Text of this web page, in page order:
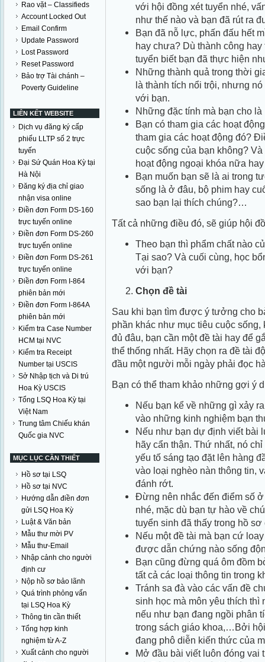
Rao vặt – Classifieds
Account Locked Out
Email Confirm
Update Password
Lost Password
Reset Password
Bảo trợ Tài chánh –
Poverty Guideline
LIÊN KẾT WEBSITE
Dịch vụ đăng ký cấp
phiếu LLTP số 2 trực
tuyến
Đại Sứ Quán Hoa Kỳ tại
Hà Nội
Đăng ký địa chỉ giao
nhận visa online
Điền đơn Form DS-160
trực tuyến online
Điền đơn Form DS-260
trực tuyến online
Điền đơn Form DS-261
trực tuyến online
Điền đơn Form I-864
phiên bản mới
Điền đơn Form I-864A
phiên bản mới
Kiểm tra Case Number
HCM tại NVC
Kiểm tra Receipt
Number tại USCIS
Sở Nhập tịch và Di trú
Hoa Kỳ USCIS
Tổng LSQ Hoa Kỳ tại
Việt Nam
Trung tâm Chiếu khán
Quốc gia NVC
MỤC LỤC CẦN THIẾT
Hồ sơ tại LSQ
Hồ sơ tại NVC
Hướng dẫn điền đơn
gửi LSQ Hoa Kỳ
Luật & Văn bản
Mẫu thư mời PV
Mẫu thư-Email
Nhập cảnh cho người
định cư
Nộp hồ sơ bảo lãnh
Quá trình phỏng vấn
tại LSQ Hoa Kỳ
Thông tin cần thiết
Tổng hợp kinh
nghiệm từ A-Z
Xuất cảnh cho người
với hội đồng xét tuyển nhé,
như thế nào và bạn đã rút ra
Bạn đã nỗ lực, phấn đấu hết
hay chưa? Dù thành công
tuyển biết bạn đã thực hiện
Những thành quả trong thời
là thành tích nổi trội, nhưng
với bạn.
Những đặc tính mà bạn cho
Bạn có tham gia các hoạt
tham gia các hoạt động đó?
cuộc sống của bạn không?
hoạt động ngoại khóa nữa
Bạn muốn bạn sẽ là ai trong
sống là ở đâu, bộ phim hay
sao bạn lại thích chúng?…
Tất cả những điều đó, sẽ giúp hội
Theo bạn thì phẩm chất nào
Tại sao? Và cuối cùng, học
với bạn?
Chọn đề tài
Sau khi bạn tìm được ý tưởng cho
phần khác như mục tiêu cuộc
đủ đâu, bạn cần một đề tài hay để
thể thống nhất. Hãy chọn ra đề tài
đầu một người mỗi ngày phải đọc
Bạn có thể tham khảo những gợi ý
Nếu bạn kể về những gì xảy
vào những kinh nghiệm bạn
Nếu như bạn dự định viết bài
hãy cẩn thận. Thứ nhất, nó
yếu tố sáng tạo đặt lên hàng
vào loại nghèo nàn thông tin,
đánh rớt.
Đừng nên nhắc đến điểm số
nhé, mặc dù bạn tự hào về
tuyển sinh đã thấy trong hồ
Nếu một đề tài mà bạn cứ
được dẫn chứng nào sống
Bạn cũng đừng quá ôm đồm
tất cả các loại thông tin trong
Tránh sa đà vào các vấn đề
sinh học mà môn yêu thích thì
nếu như bạn đang ngồi phân
trong sách giáo khoa,…Bởi
đang phô diễn kiến thức của
Mở đầu bài viết luôn đóng vai